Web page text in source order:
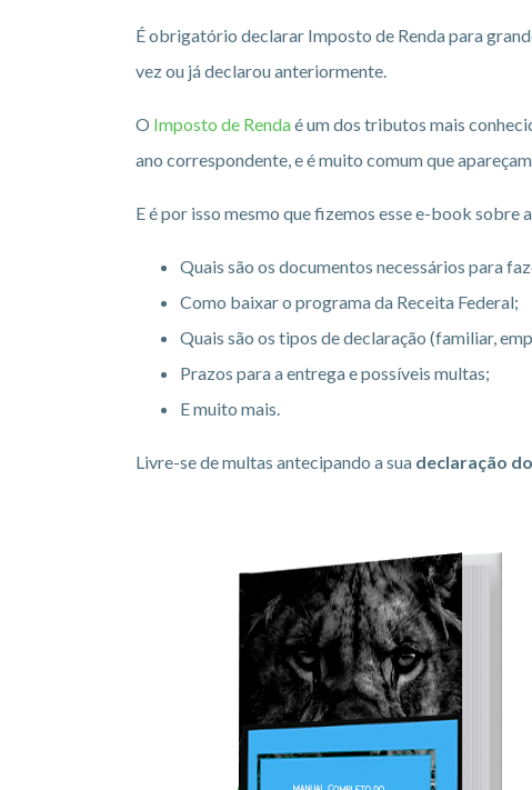
É obrigatório declarar Imposto de Renda para
vez ou já declarou anteriormente.
O Imposto de Rendaé um dos tributos mais
ano correspondente, e é muito comum que
E é por isso mesmo que fizemos esse e-book sobre a
Quais são os documentos necessários para
Como baixar o programa da Receita Federal;
Quais são os tipos de declaração (familiar,
Prazos para a entrega e possíveis multas;
E muito mais.
Livre-se de multas antecipando a sua declaração